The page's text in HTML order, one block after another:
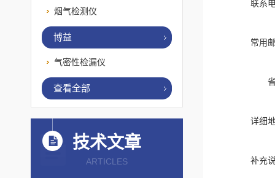
联系
常用
详细
补充
烟气检测仪
博益
气密性检漏仪
查看全部
技术文章
ARTICLES